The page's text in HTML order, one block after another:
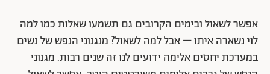
אפשר לשאול ובימים הקרובים גם תשמעו שאלות כמו למה
לוי נשארה איתו – אבל למה לשאול? מנגנוני הנפש של נשים
במערכת יחסים אלימה ידועים לנו זה שנים רבות. מגנוני